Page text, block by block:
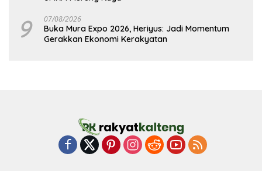
9 07/08/2026
Buka Mura Expo 2026, Heriyus: Jadi Momentum
Gerakkan Ekonomi Kerakyatan